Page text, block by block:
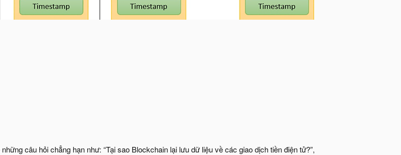
câu hỏi chẳng hạn như: “Tại sao Blockchain lại lưu dữ liệu về các giao dịch tiền điện tử?”,